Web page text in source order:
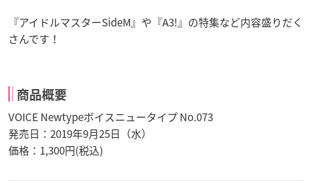
『アイドルマスターSideM』や『A3!』の特集など内容盛りだく
さんです！
商品概要
VOICE Newtypeボイスニュータイプ No.073
発売日：2019年9月25日（水）
価格：1,300円(税込)